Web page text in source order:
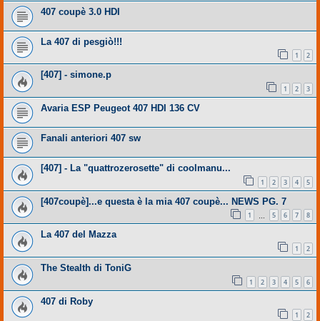
407 coupè 3.0 HDI
La 407 di pesgiò!!!
1 2
[407] - simone.p
1 2 3
Avaria ESP Peugeot 407 HDI 136 CV
Fanali anteriori 407 sw
[407] - La "quattrozerosette" di coolmanu...
1 2 3 4 5
[407coupè]...e questa è la mia 407 coupè... NEWS PG. 7
1 5 6 7 8
La 407 del Mazza
1 2
The Stealth di ToniG
1 2 3 4 5 6
407 di Roby
1 2